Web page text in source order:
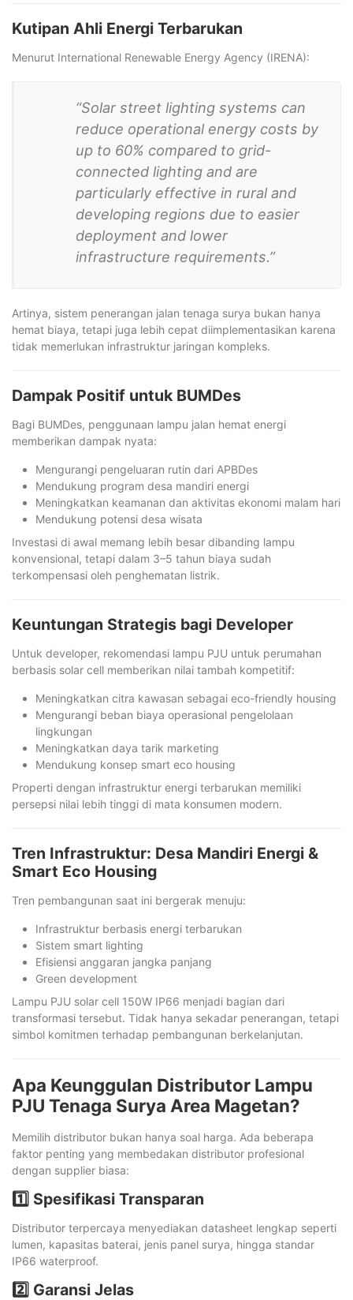
Kutipan Ahli Energi Terbarukan
Menurut International Renewable Energy Agency (IRENA):
“Solar street lighting systems can
reduce operational energy costs by
up to 60% compared to grid-
connected lighting and are
particularly effective in rural and
developing regions due to easier
deployment and lower
infrastructure requirements.”
Artinya, sistem penerangan jalan tenaga surya bukan hanya
hemat biaya, tetapi juga lebih cepat diimplementasikan karena
tidak memerlukan infrastruktur jaringan kompleks.
Dampak Positif untuk BUMDes
Bagi BUMDes, penggunaan lampu jalan hemat energi
memberikan dampak nyata:
Mengurangi pengeluaran rutin dari APBDes
Mendukung program desa mandiri energi
Meningkatkan keamanan dan aktivitas ekonomi malam hari
Mendukung potensi desa wisata
Investasi di awal memang lebih besar dibanding lampu
konvensional, tetapi dalam 3–5 tahun biaya sudah
terkompensasi oleh penghematan listrik.
Keuntungan Strategis bagi Developer
Untuk developer, rekomendasi lampu PJU untuk perumahan
berbasis solar cell memberikan nilai tambah kompetitif:
Meningkatkan citra kawasan sebagai eco-friendly housing
Mengurangi beban biaya operasional pengelolaan
lingkungan
Meningkatkan daya tarik marketing
Mendukung konsep smart eco housing
Properti dengan infrastruktur energi terbarukan memiliki
persepsi nilai lebih tinggi di mata konsumen modern.
Tren Infrastruktur: Desa Mandiri Energi &
Smart Eco Housing
Tren pembangunan saat ini bergerak menuju:
Infrastruktur berbasis energi terbarukan
Sistem smart lighting
Efisiensi anggaran jangka panjang
Green development
Lampu PJU solar cell 150W IP66 menjadi bagian dari
transformasi tersebut. Tidak hanya sekadar penerangan, tetapi
simbol komitmen terhadap pembangunan berkelanjutan.
Apa Keunggulan Distributor Lampu
PJU Tenaga Surya Area Magetan?
Memilih distributor bukan hanya soal harga. Ada beberapa
faktor penting yang membedakan distributor profesional
dengan supplier biasa:
1️⃣ Spesifikasi Transparan
Distributor terpercaya menyediakan datasheet lengkap seperti
lumen, kapasitas baterai, jenis panel surya, hingga standar
IP66 waterproof.
2️⃣ Garansi Jelas